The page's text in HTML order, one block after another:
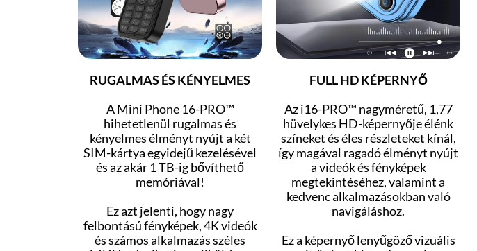
RUGALMAS ÉS KÉNYELMES
A Mini Phone 16-PRO™
hihetetlenül rugalmas és
kényelmes élményt nyújt a két
SIM-kártya egyidejű kezelésével
és az akár 1 TB-ig bővíthető
memóriával!
Ez azt jelenti, hogy nagy
felbontású fényképek, 4K videók
és számos alkalmazás széles
FULL HD KÉPERNYŐ
Az i16-PRO™ nagyméretű, 1,77
hüvelykes HD-képernyője élénk
színeket és éles részleteket kínál,
így magával ragadó élményt nyújt
a videók és fényképek
megtekintéséhez, valamint a
kedvenc alkalmazásokban való
navigáláshoz.
Ez a képernyő lenyűgöző vizuális